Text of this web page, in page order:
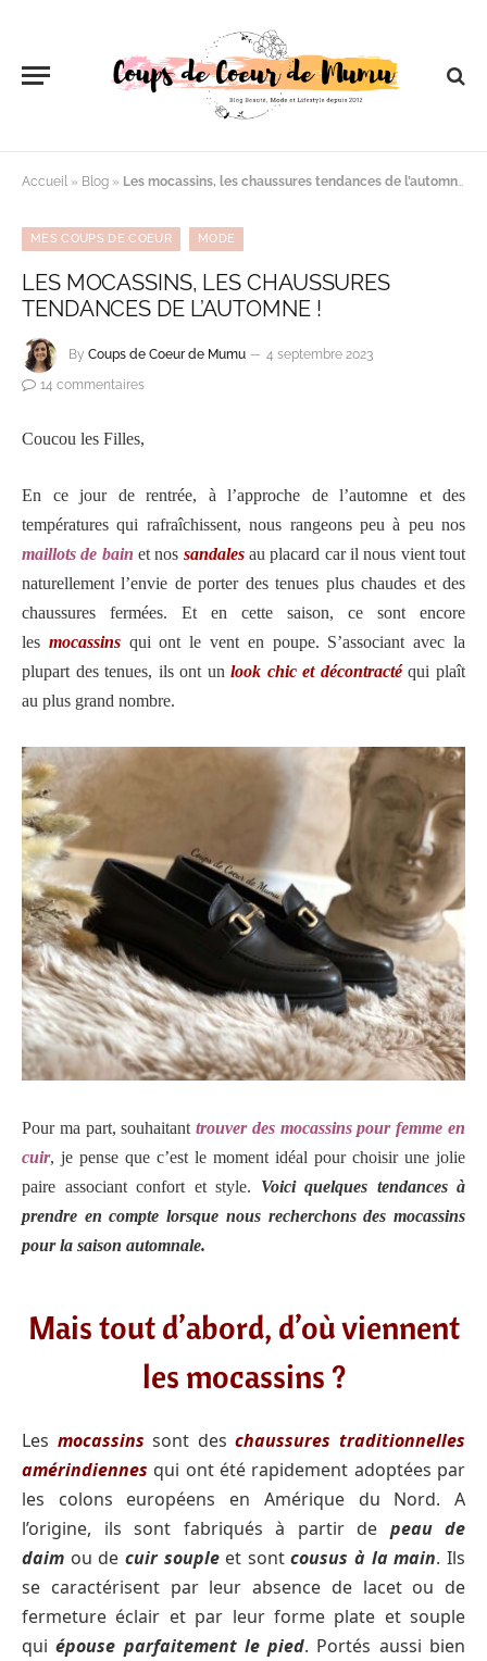
Accueil » Blog » Les mocassins, les chaussures tendances de l’automne !
MES COUPS DE COEUR MODE
LES MOCASSINS, LES CHAUSSURES
TENDANCES DE L’AUTOMNE !
By Coups de Coeur de Mumu
4 septembre 2023
14 commentaires
Coucou les Filles,
En ce jour de rentrée, à l’approche de l’automne et des
températures qui rafraîchissent, nous rangeons peu à peu nos
maillots de bain et nos sandalesau placard car il nous vient tout
naturellement l’envie de porter des tenues plus chaudes et des
chaussures fermées. Et en cette saison, ce sont encore
les mocassinsqui ont le vent en poupe. S’associant avec la
plupart des tenues, ils ont unlook chic et décontractéqui plaît
au plus grand nombre.
Pour ma part, souhaitanttrouver des mocassins pour femme en
cuir, je pense que c’est le moment idéal pour choisir une jolie
paire associant confort et style. Voici quelques tendances à
prendre en compte lorsque nous recherchons des mocassins
pour la saison automnale.
Mais tout d’abord, d’où viennent
les mocassins ?
Les mocassins sont deschaussures traditionnelles
amérindiennes qui ont été rapidement adoptées par
les colons européens en Amérique du Nord. A
l’origine, ils sont fabriqués à partir de peau de
daim ou de cuir soupleet sontcousus à la main. Ils
se caractérisent par leur absence de lacet ou de
fermeture éclair et par leur forme plate et souple
quiépouse parfaitement le pied. Portés aussi bien